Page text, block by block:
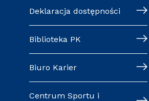
Deklaracja dostępności
Biblioteka PK
Biuro Karier
Centrum Sportu i